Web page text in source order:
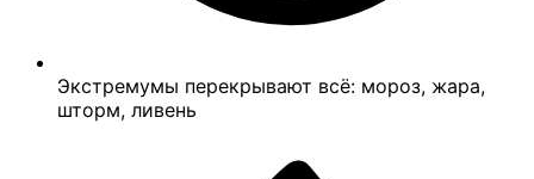
Экстремумы перекрывают всё: мороз, жара,
шторм, ливень